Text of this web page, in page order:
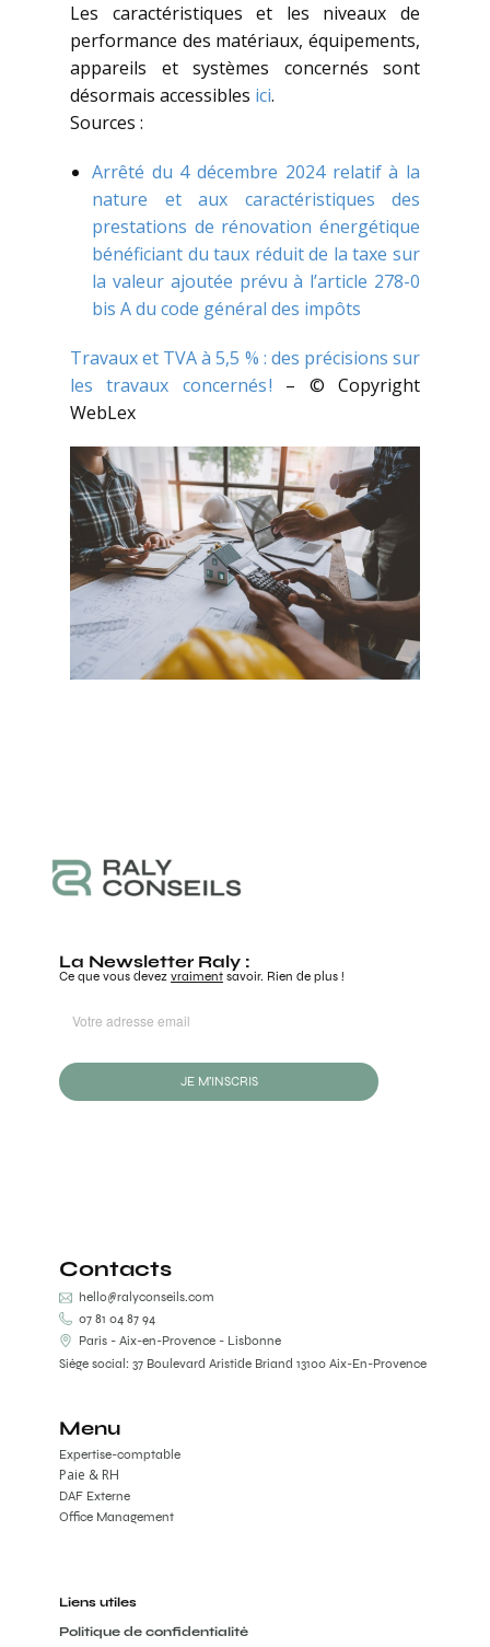
Les caractéristiques et les niveaux de
performance des matériaux, équipements,
appareils et systèmes concernés sont
désormais accessibles ici.
Sources :
Arrêté du 4 décembre 2024 relatif à la
nature et aux caractéristiques des
prestations de rénovation énergétique
bénéficiant du taux réduit de la taxe sur
la valeur ajoutée prévu à l’article 278-0
bis A du code général des impôts
Travaux et TVA à 5,5 % : des précisions sur
les travaux concernés ! – © Copyright
WebLex
La Newsletter Raly :
Ce que vous devez vraiment savoir. Rien de plus !
JE M'INSCRIS
Contacts
hello@ralyconseils.com
07 81 04 87 94
Paris - Aix-en-Provence - Lisbonne
Siège social: 37 Boulevard Aristide Briand 13100 Aix-En-Provence
Menu
Expertise-comptable
DAF Externe
Office Management
Paie & RH
Liens utiles
Politique de confidentialité